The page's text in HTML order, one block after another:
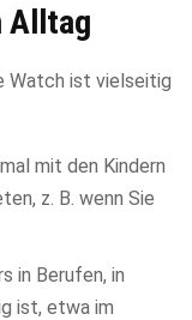
Alltag
Watch ist vielseitig
mit den Kindern
z. B. wenn Sie
in Berufen, in
ist, etwa im